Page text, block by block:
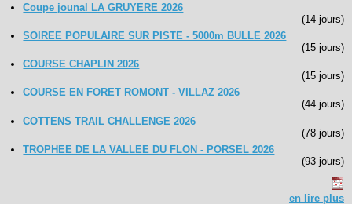
Coupe jounal LA GRUYERE 2026
(14 jours)
SOIREE POPULAIRE SUR PISTE - 5000m BULLE 2026
(15 jours)
COURSE CHAPLIN 2026
(15 jours)
COURSE EN FORET ROMONT - VILLAZ 2026
(44 jours)
COTTENS TRAIL CHALLENGE 2026
(78 jours)
TROPHEE DE LA VALLEE DU FLON - PORSEL 2026
(93 jours)
en lire plus